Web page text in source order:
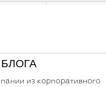
из корпоративного